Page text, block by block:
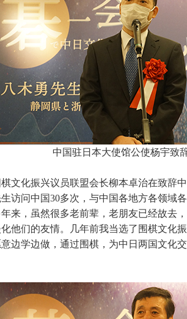
中国驻日本大使馆公使杨宇致
文化振兴议员联盟会长柳本卓治在致辞
访问中国30多次，与中国各地方各领域
来，虽然很多老前辈，老朋友已经故去
他们的友情。几年前我当选了围棋文化
边学边做，通过围棋，为中日两国文化